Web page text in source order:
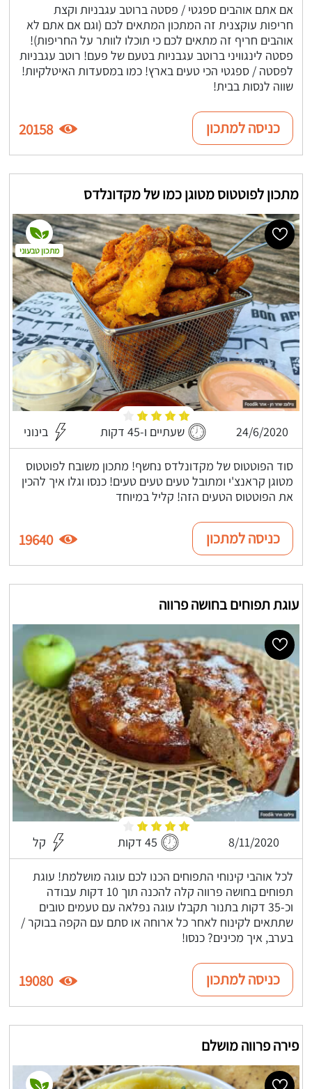
אם אתם אוהבים ספגטי / פסטה ברוטב עגבניות וקצת
חריפות עוקצנית זה המתכון המתאים לכם (וגם אם אתם לא
אוהבים חריף זה מתאים לכם כי תוכלו לוותר על החריפות)!
פסטה לינגוויני ברוטב עגבניות בטעם של פעם! רוטב עגבניות
לפסטה / ספגטי הכי טעים בארץ! כמו במסעדות האיטלקיות!
שווה לנסות בבית!
כניסה למתכון 20158
מתכון לפוטטוס מטוגן כמו של מקדונלדס
24/6/2020 שעתיים ו-45 דקות בינוני
סוד הפוטטוס של מקדונלדס נחשף! מתכון משובח לפוטטוס
מטוגן קראנצ'י ומתובל טעים טעים טעים! כנסו וגלו איך להכין
את הפוטטוס הטעים הזה! קליל במיוחד
מתכון טבעוני
כניסה למתכון 19640
עוגת תפוחים בחושה פרווה
8/11/2020 45 דקות קל
לכל אוהבי קינוחי התפוחים הכנו לכם עוגה מושלמת! עוגת
תפוחים בחושה פרווה קלה להכנה תוך 10 דקות עבודה
וכ-35 דקות בתנור תקבלו עוגה נפלאה עם טעמים טובים
שתתאים לקינוח לאחר כל ארוחה או סתם עם הקפה בבוקר /
בערב, איך מכינים? כנסו!
כניסה למתכון 19080
פירה פרווה מושלם